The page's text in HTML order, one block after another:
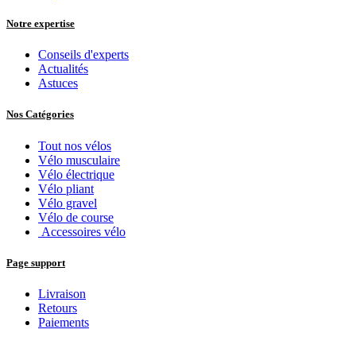
Notre expertise
Conseils d'experts
Actualités
Astuces
Nos Catégories
Tout nos vélos
Vélo musculaire
Vélo électrique
Vélo pliant
Vélo gravel
Vélo de course
Accessoires vélo
Page support
Livraison
Retours
Paiements